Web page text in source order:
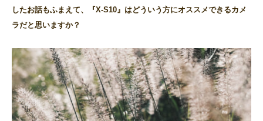
したお話もふまえて、『X-S10』はどういう方にオススメできるカメ
ラだと思いますか？